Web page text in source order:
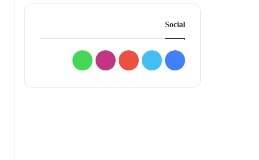
Social
فيسبوك
تويتر يوتيوبانستقرامواتساب